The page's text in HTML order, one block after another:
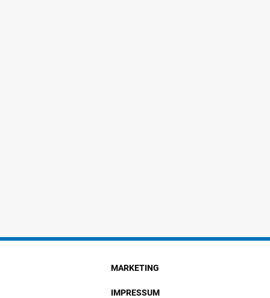
MARKETING
IMPRESSUM